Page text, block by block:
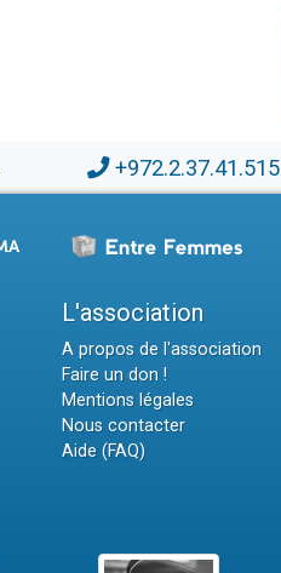
+972.2.37.41.515
L'association
A propos de l'association
Faire un don !
Mentions légales
Nous contacter
Aide (FAQ)